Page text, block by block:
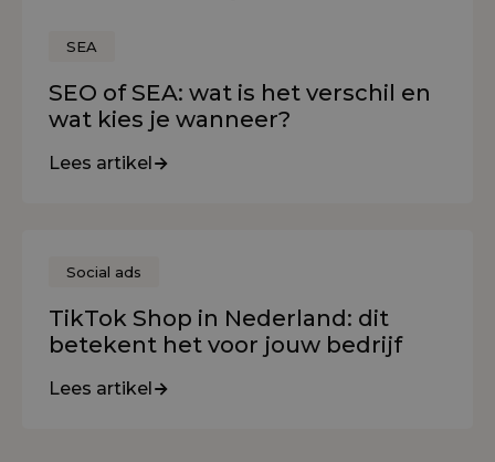
SEA
SEO of SEA: wat is het verschil en
wat kies je wanneer?
Lees artikel
Social ads
TikTok Shop in Nederland: dit
betekent het voor jouw bedrijf
Lees artikel